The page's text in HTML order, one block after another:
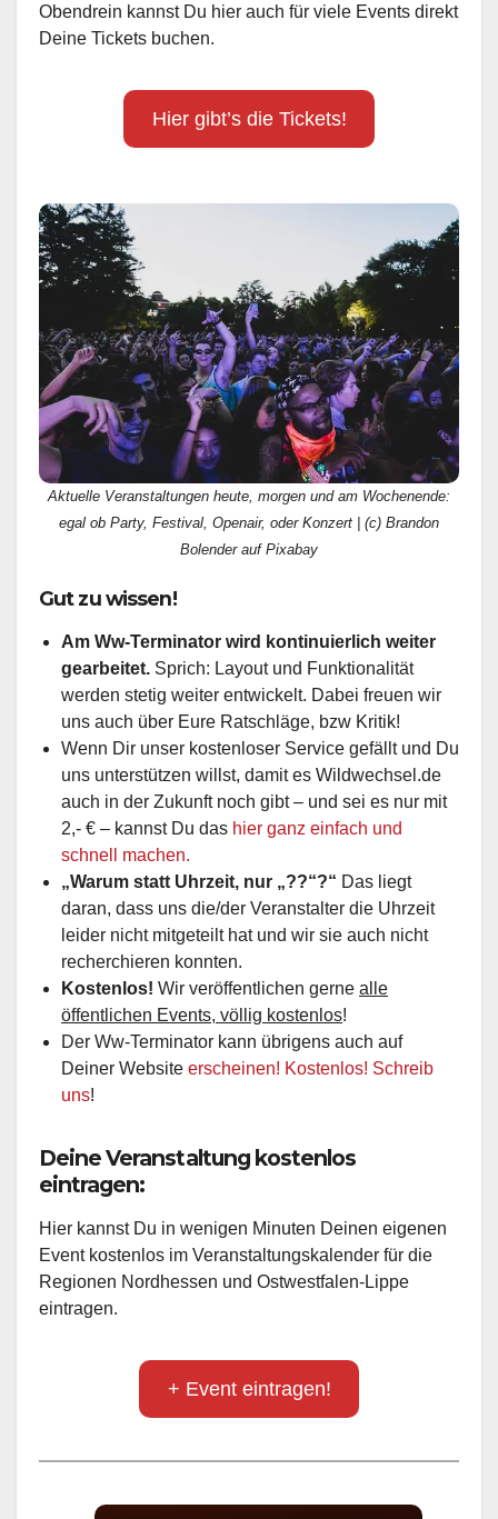
Obendrein kannst Du hier auch für viele Events direkt
Deine Tickets buchen.
Hier gibt’s die Tickets!
Aktuelle Veranstaltungen heute, morgen und am Wochenende:
egal ob Party, Festival, Openair, oder Konzert | (c) Brandon
Bolender auf Pixabay
Gut zu wissen!
Am Ww-Terminator wird kontinuierlich weiter
gearbeitet. Sprich: Layout und Funktionalität
werden stetig weiter entwickelt. Dabei freuen wir
uns auch über Eure Ratschläge, bzw Kritik!
Wenn Dir unser kostenloser Service gefällt und Du
uns unterstützen willst, damit es Wildwechsel.de
auch in der Zukunft noch gibt – und sei es nur mit
2,- € – kannst Du das hier ganz einfach und
schnell machen.
„Warum statt Uhrzeit, nur „??“?“ Das liegt
daran, dass uns die/der Veranstalter die Uhrzeit
leider nicht mitgeteilt hat und wir sie auch nicht
recherchieren konnten.
Kostenlos! Wir veröffentlichen gerne alle
öffentlichen Events, völlig kostenlos!
Der Ww-Terminator kann übrigens auch auf
Deiner Website erscheinen! Kostenlos! Schreib
uns!
Deine Veranstaltung kostenlos
eintragen:
Hier kannst Du in wenigen Minuten Deinen eigenen
Event kostenlos im Veranstaltungskalender für die
Regionen Nordhessen und Ostwestfalen-Lippe
eintragen.
+ Event eintragen!